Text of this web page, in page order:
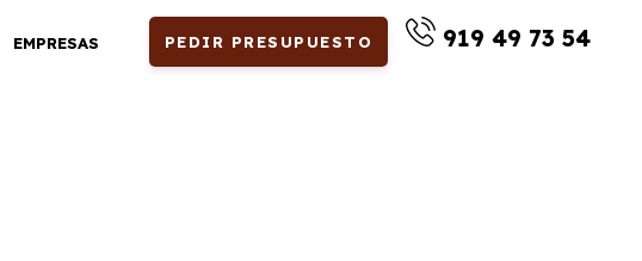
EMPRESAS PEDIR PRESUPUESTO 919 49 73 54